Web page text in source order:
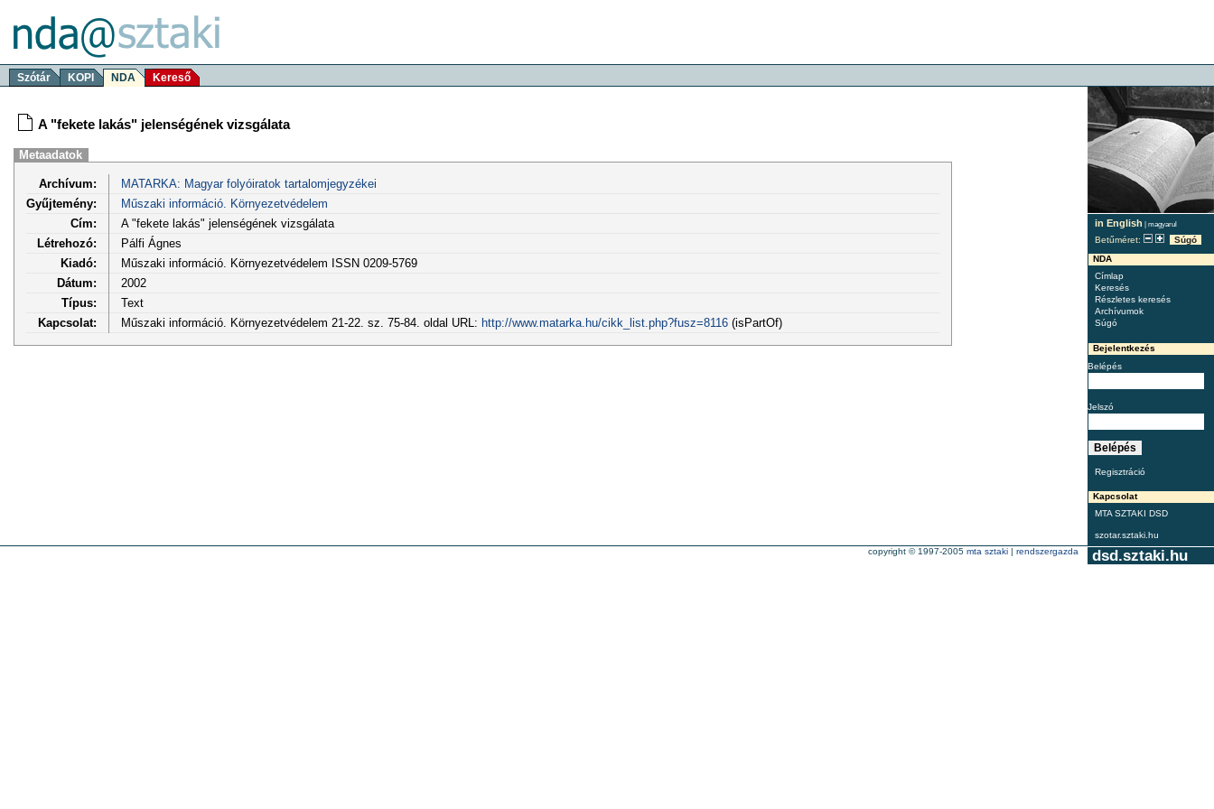
Szótár KOPI NDA Kereső
in English | magyarul
Betűméret:
Súgó
NDA
Címlap
Keresés
Részletes keresés
Archívumok
Súgó
Bejelentkezés
Belépés
Jelszó
Regisztráció
Kapcsolat
MTA SZTAKI DSD
szotar.sztaki.hu
A "fekete lakás" jelenségének vizsgálata
Metaadatok
Archívum:
MATARKA: Magyar folyóiratok tartalomjegyzékei
Gyűjtemény:
Műszaki információ. Környezetvédelem
Cím:
A "fekete lakás" jelenségének vizsgálata
Létrehozó:
Pálfi Ágnes
Kiadó:
Műszaki információ. Környezetvédelem ISSN 0209-5769
Dátum:
2002
Típus:
Text
Kapcsolat:
Műszaki információ. Környezetvédelem 21-22. sz. 75-84. oldal URL: http://www.matarka.hu/cikk_list.php?fusz=8116(isPartOf)
dsd.sztaki.hu
copyright © 1997-2005 mta sztaki | rendszergazda